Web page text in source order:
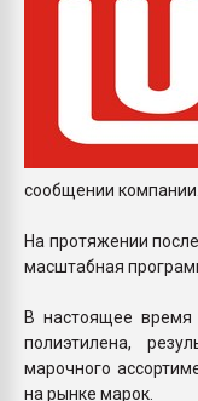
сообщении компании.
На протяжении
масштабная
В настоящее время
полиэтилена,
марочного
на рынке марок.